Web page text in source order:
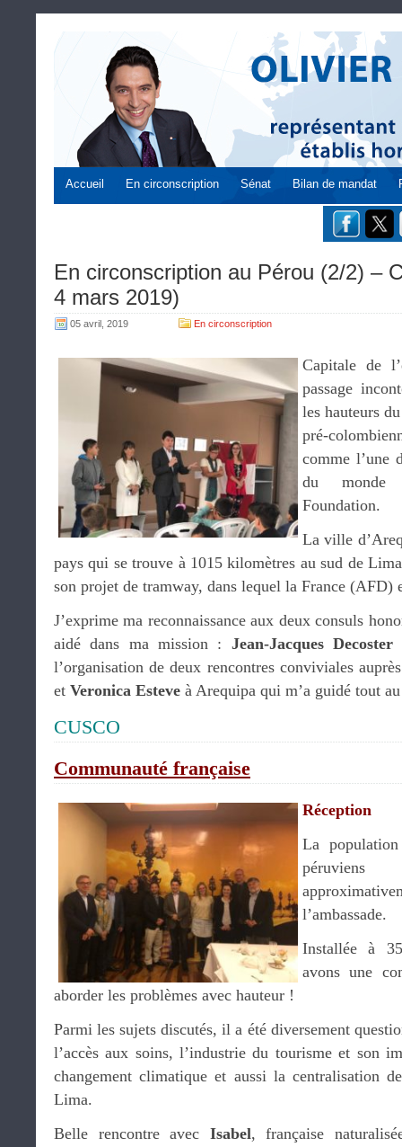
Accueil En circonscription Sénat Bilan de mandat
En circonscription au Pérou (2/2) –
4 mars 2019)
05 avril, 2019 En circonscription
Capitale de
passage
les hauteurs
pré-
comme l’une
du monde
Foundation.
La ville
pays qui se trouve à 1015 kilomètres au sud de
son projet de tramway, dans lequel la France (AFD)
J’exprime ma reconnaissance aux deux consuls
aidé dans ma mission : Jean-Jacques Decoster
l’organisation de deux rencontres conviviales
et Veronica Esteve à Arequipa qui m’a guidé tout
CUSCO
Communauté française
Réception
La
péruviens
l’ambassade.
Installée à
avons une
aborder les problèmes avec hauteur !
Parmi les sujets discutés, il a été diversement
l’accès aux soins, l’industrie du tourisme et son
changement climatique et aussi la centralisation
Lima.
Belle rencontre avec Isabel, française